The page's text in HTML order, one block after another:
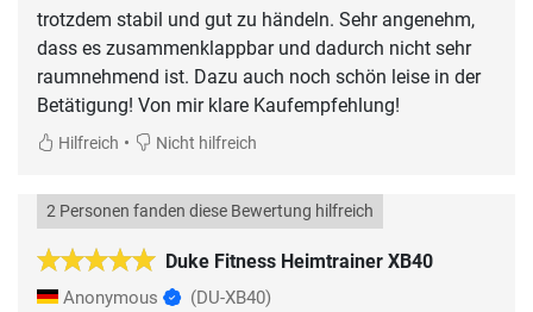
trotzdem stabil und gut zu händeln. Sehr angenehm,
dass es zusammenklappbar und dadurch nicht sehr
raumnehmend ist. Dazu auch noch schön leise in der
Betätigung! Von mir klare Kaufempfehlung!
Hilfreich • Nicht hilfreich
Duke Fitness Heimtrainer XB40
2 Personen fanden diese Bewertung hilfreich
Anonymous (DU-XB40)